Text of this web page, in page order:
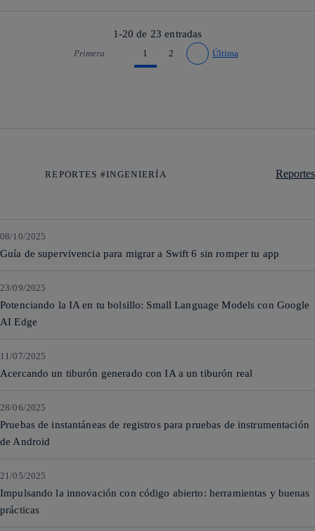
1-20 de 23 entradas
Primera
Ir a página anterior
1 2
Ir a página siguiente
Última
REPORTES #INGENIERÍA Reportes
08/10/2025
Guía de supervivencia para migrar a Swift 6 sin romper tu app
23/09/2025
Potenciando la IA en tu bolsillo: Small Language Models con Google
AI Edge
11/07/2025
Acercando un tiburón generado con IA a un tiburón real
28/06/2025
Pruebas de instantáneas de registros para pruebas de instrumentación
de Android
21/05/2025
Impulsando la innovación con código abierto: herramientas y buenas
prácticas